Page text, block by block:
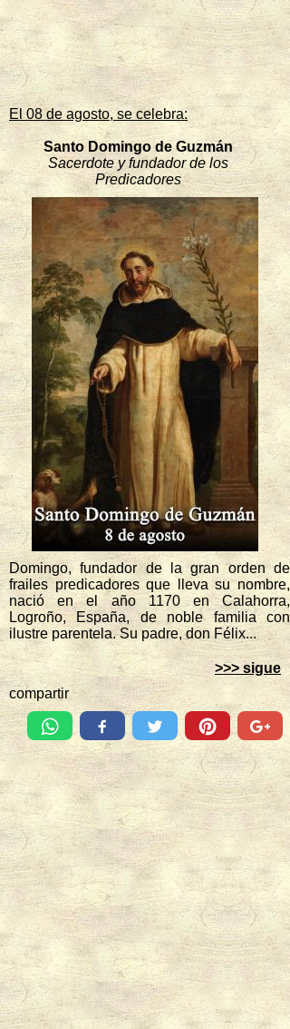
El 08 de agosto, se celebra:
Santo Domingo de Guzmán
Sacerdote y fundador de los
Predicadores
Domingo, fundador de la gran orden de
frailes predicadores que lleva su nombre,
nació en el año 1170 en Calahorra,
Logroño, España, de noble familia con
ilustre parentela. Su padre, don Félix...
>>> sigue
compartir